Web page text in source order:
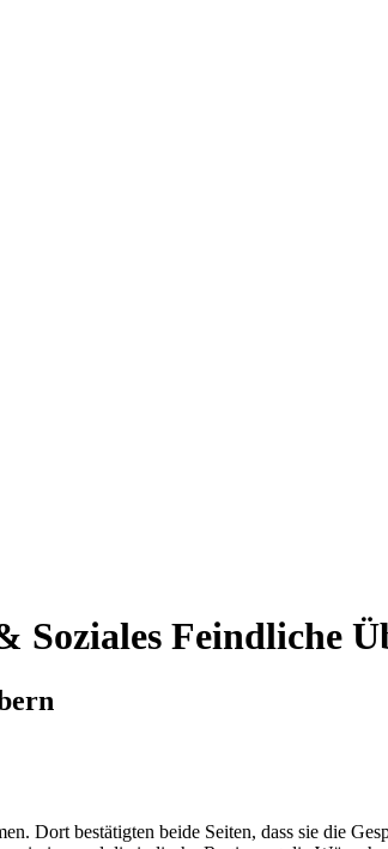
Soziales Feindliche
Dort bestätigten beide Seiten, dass sie die